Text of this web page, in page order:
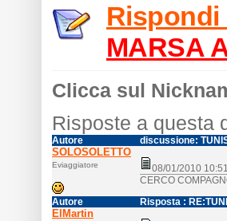
MARSA
Clicca sul
Risposte a questa
Autore discussione:
SOLOSOLETTO
Eviaggiatore
08/01/2010
CERCO
Autore
Risposta :
ElMartin